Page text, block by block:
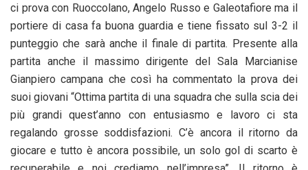
ci prova con Ruoccolano, Angelo Russo e Galeotafiore ma il
portiere di casa fa buona guardia e tiene fissato sul 3-2 il
punteggio che sarà anche il finale di partita. Presente alla
partita anche il massimo dirigente del Sala Marcianise
Gianpiero campana che così ha commentato la prova dei
suoi giovani “Ottima partita di una squadra che sulla scia dei
più grandi quest’anno con entusiasmo e lavoro ci sta
regalando grosse soddisfazioni. C’è ancora il ritorno da
giocare e tutto è ancora possibile, un solo gol di scarto è